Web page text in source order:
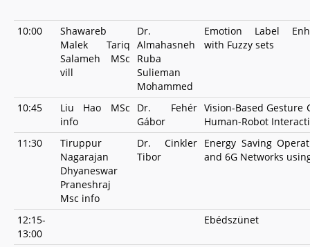
10:00
Shawareb
Malek Tariq
Salameh MSc
vill
Dr.
Almahasneh
Ruba
Sulieman
Mohammed
Emotion Label
with Fuzzy sets
10:45
Liu Hao MSc
info
Dr. Fehér
Gábor
Vision-Based Gesture
Human-Robot
11:30
Tiruppur
Nagarajan
Dhyaneswar
Praneshraj
Msc info
Dr. Cinkler
Tibor
Energy Saving
and 6G Networks
12:15-
13:00
Ebédszünet